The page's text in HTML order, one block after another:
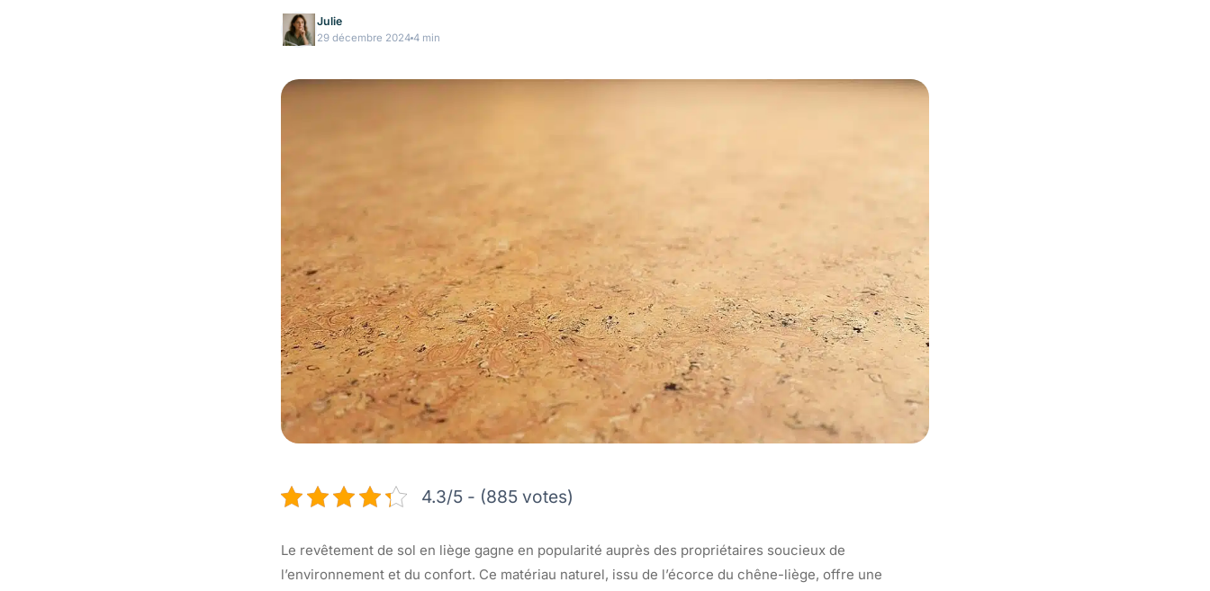
Julie
29 décembre 2024 4 min
4.3/5 - (885 votes)
Le revêtement de sol en liège gagne en popularité auprès des propriétaires soucieux de
l’environnement et du confort. Ce matériau naturel, issu de l’écorce du chêne-liège, offre une